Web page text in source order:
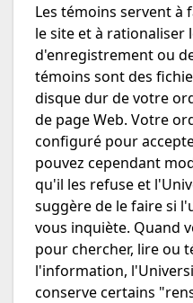
Les témoins servent à
le site et à rationaliser
d'enregistrement ou
témoins sont des
disque dur de votre
de page Web. Votre
configuré pour
pouvez cependant
qu'il les refuse et
suggère de le faire si
vous inquiète. Quand
pour chercher, lire ou
l'information,
conserve certains